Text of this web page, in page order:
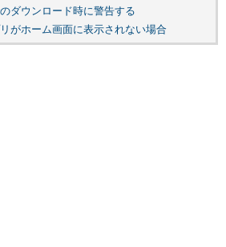
ダウンロード時に警告する
がホーム画面に表示されない場合